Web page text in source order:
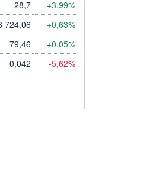
28,7 +3,99%
724,06 +0,63%
79,46 +0,05%
0,042 -5,62%